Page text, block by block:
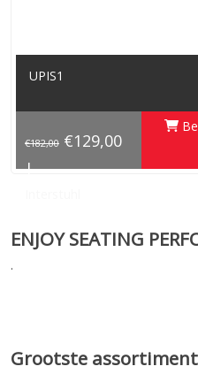
UPIS1
€182,00 €129,00
|
ENJOY SEATING
.
Grootste